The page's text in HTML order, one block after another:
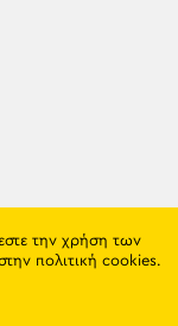
την χρήση των
πολιτική cookies.